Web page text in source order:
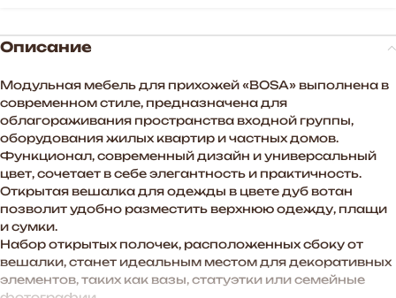
Описание
Модульная мебель для прихожей «BOSA» выполнена в
современном стиле, предназначена для
облагораживания пространства входной группы,
оборудования жилых квартир и частных домов.
Функционал, современный дизайн и универсальный
цвет, сочетает в себе элегантность и практичность.
Открытая вешалка для одежды в цвете дуб вотан
позволит удобно разместить верхнюю одежду, плащи
и сумки.
Набор открытых полочек, расположенных сбоку от
вешалки, станет идеальным местом для декоративных
элементов, таких как вазы, статуэтки или семейные